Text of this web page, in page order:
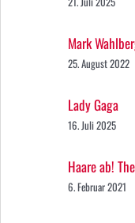
Mark
25. August 2022
Lady Gaga
16. Juli 2025
Haare ab!
6. Februar 2021